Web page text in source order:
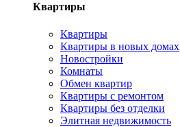
Квартиры
Квартиры
Квартиры в новых домах
Новостройки
Комнаты
Обмен квартир
Квартиры с ремонтом
Квартиры без отделки
Элитная недвижимость